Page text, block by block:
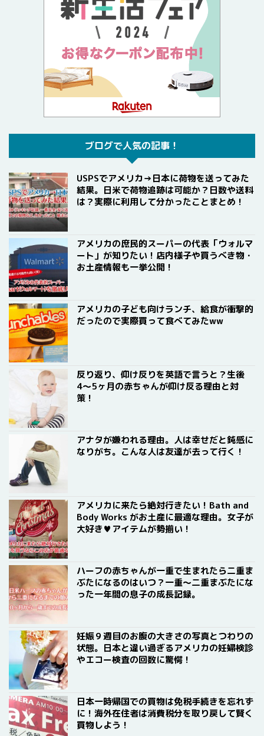
ブログで人気の記事！
USPSでアメリカ→日本に荷物を送ってみた
結果。日米で荷物追跡は可能か？日数や送料
は？実際に利用して分かったことまとめ！
アメリカの庶民的スーパーの代表「ウォルマ
ート」が知りたい！店内様子や買うべき物・
お土産情報も一挙公開！
アメリカの子ども向けランチ、給食が衝撃的
だったので実際買って食べてみたww
反り返り、仰け反りを英語で言うと？生後
4〜5ヶ月の赤ちゃんが仰け反る理由と対
策！
アナタが嫌われる理由。人は幸せだと鈍感に
なりがち。こんな人は友達が去って行く！
アメリカに来たら絶対行きたい！Bath and
Body Works がお土産に最適な理由。女子が
大好き♥アイテムが勢揃い！
ハーフの赤ちゃんが一重で生まれたら二重ま
ぶたになるのはいつ？一重〜二重まぶたにな
った一年間の息子の成長記録。
妊娠９週目のお腹の大きさの写真とつわりの
状態。日本と違い過ぎるアメリカの妊婦検診
やエコー検査の回数に驚愕！
日本一時帰国での買物は免税手続きを忘れず
に！海外在住者は消費税分を取り戻して賢く
買物しよう！